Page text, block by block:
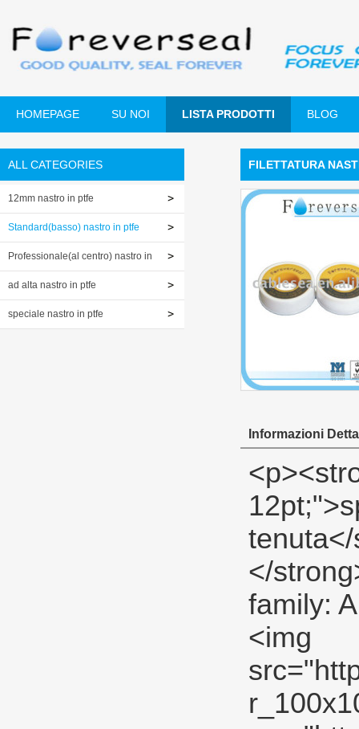
HOMEPAGE SU NOI LISTA PRODOTTI BLOG
ALL CATEGORIES
12mm nastro in ptfe
Standard(basso) nastro in ptfe
Professionale(al centro) nastro in
ptfe
ad alta nastro in ptfe
speciale nastro in ptfe
FILETTATURA
Informazioni
<p><strong><span style="color: #00ccff; font-size: 12pt;">spettacolo prodotto thread nastro di tenuta</span></strong></p><p><strong></strong>&nbsp;</p><p align="left"><span style="font-family: Arial; color: #666666; font-size: 9pt;">&nbsp;<img src="http://i03.i.aliimg.com/simg/single/icon/placeholder_100x100.png" data-src="http://i00.i.aliimg.com/img/pb/134/821/803/803821134_967.jpg" data-alt="filettatura nastro di tenuta" width="600" height="400" ori-width="600" ori-height="400" /> <noscript><img src="http://i00.i.aliimg.com/img/pb/134/821/803/803821134_967.jpg" alt="filettatura nastro di tenuta" width="600" height="400" ori-width="600" ori-height="400"></noscript> </span></p><p align="left">&nbsp;&nbsp;</p><p><strong><span style="color: #00ccff; font-size: 12pt;">dettaglio prodotto descrizione</span></strong></p><p><strong></strong>&nbsp;</p><table class="aliDataTable" style="width: 601px; background: white;" border="1" cellspacing="0" cellpadding="0"><tbody><tr style="height: 14.2pt;" align="left"><td style="width: 177.15pt; height: 14.2pt;" rowspan="5"><p><strong><span style="font-family: Arial; color: black; font-size: 9pt;">Specificazione:</span></strong></p></td><td style="width: 273.6pt;"><p><strong><span style="font-family: Arial; color: black; font-size: 9pt;">Larghezza:</span></strong><span style="font-family: Arial; color: black; font-size: 9pt;">12mm(1/2), 19mm(3/4& rsquo;& rsquo;), 25mm(1& rsquo;& rsquo;)</span></p></td></tr><tr style="height: 14.2pt;" align="left"><td><p><strong><span style="font-family: Arial; color: black; font-